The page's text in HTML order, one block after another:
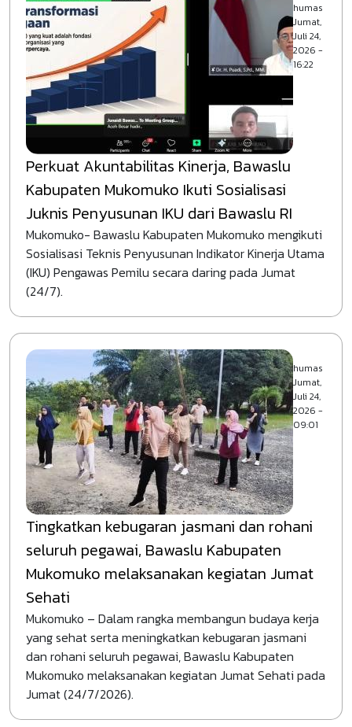
humas
Jumat,
Juli 24,
2026 -
16:22
Perkuat Akuntabilitas Kinerja, Bawaslu
Kabupaten Mukomuko Ikuti Sosialisasi
Juknis Penyusunan IKU dari Bawaslu RI
Mukomuko- Bawaslu Kabupaten Mukomuko mengikuti
Sosialisasi Teknis Penyusunan Indikator Kinerja Utama
(IKU) Pengawas Pemilu secara daring pada Jumat
(24/7).
humas
Jumat,
Juli 24,
2026 -
09:01
Tingkatkan kebugaran jasmani dan rohani
seluruh pegawai, Bawaslu Kabupaten
Mukomuko melaksanakan kegiatan Jumat
Sehati
Mukomuko – Dalam rangka membangun budaya kerja
yang sehat serta meningkatkan kebugaran jasmani
dan rohani seluruh pegawai, Bawaslu Kabupaten
Mukomuko melaksanakan kegiatan Jumat Sehati pada
Jumat (24/7/2026).